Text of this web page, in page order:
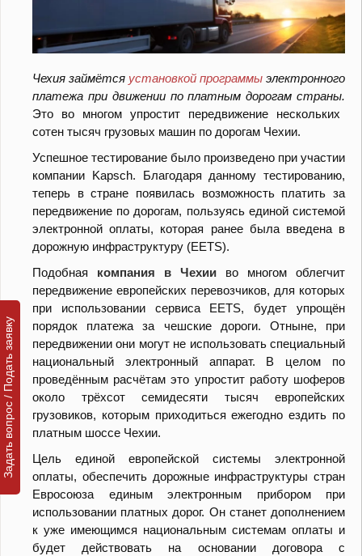
Чехия займётся установкой программы электронного
платежа при движении по платным дорогам страны.
Это во многом упростит передвижение нескольких
сотен тысяч грузовых машин по дорогам Чехии.
Успешное тестирование было произведено при участии
компании Kapsch. Благодаря данному тестированию,
теперь в стране появилась возможность платить за
передвижение по дорогам, пользуясь единой системой
электронной оплаты, которая ранее была введена в
дорожную инфраструктуру (EETS).
Подобная компания в Чехии во многом облегчит
передвижение европейских перевозчиков, для которых
при использовании сервиса EETS, будет упрощён
порядок платежа за чешские дороги. Отныне, при
передвижении они могут не использовать специальный
национальный электронный аппарат. В целом по
проведённым расчётам это упростит работу шоферов
около трёхсот семидесяти тысяч европейских
грузовиков, которым приходиться ежегодно ездить по
платным шоссе Чехии.
Цель единой европейской системы электронной
оплаты, обеспечить дорожные инфраструктуры стран
Евросоюза единым электронным прибором при
использовании платных дорог. Он станет дополнением
к уже имеющимся национальным системам оплаты и
будет действовать на основании договора с
Задать вопрос / Подать заявку